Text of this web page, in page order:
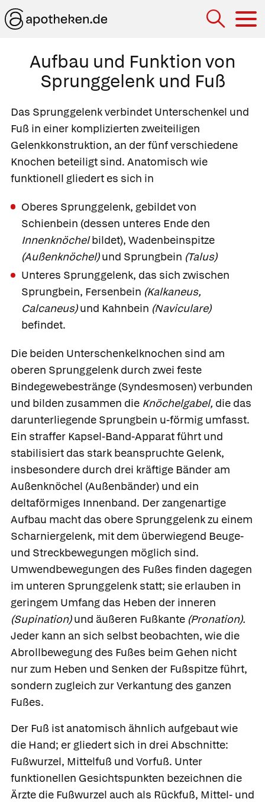
Aufbau und Funktion von
Sprunggelenk und Fuß
Das Sprunggelenkverbindet Unterschenkel und
Fuß in einer komplizierten zweiteiligen
Gelenkkonstruktion, an der fünf verschiedene
Knochen beteiligt sind. Anatomisch wie
funktionell gliedert es sich in
Oberes Sprunggelenk, gebildet von
Schienbein (dessen unteres Ende den
Innenknöchelbildet), Wadenbeinspitze
(Außenknöchel)und Sprungbein (Talus)
Unteres Sprunggelenk, das sich zwischen
Sprungbein, Fersenbein (Kalkaneus,
Calcaneus)und Kahnbein (Naviculare)
befindet.
Die beiden Unterschenkelknochen sind am
oberen Sprunggelenk durch zwei feste
Bindegewebestränge (Syndesmosen) verbunden
und bilden zusammen die Knöchelgabel, die das
darunterliegende Sprungbein u-förmig umfasst.
Ein straffer Kapsel-Band-Apparat führt und
stabilisiert das stark beanspruchte Gelenk,
insbesondere durch drei kräftige Bänder am
Außenknöchel (Außenbänder) und ein
deltaförmiges Innenband. Der zangenartige
Aufbau macht das obere Sprunggelenk zu einem
Scharniergelenk, mit dem überwiegend Beuge-
und Streckbewegungen möglich sind.
Umwendbewegungen des Fußes finden dagegen
im unteren Sprunggelenk statt; sie erlauben in
geringem Umfang das Heben der inneren
(Supination)und äußeren Fußkante (Pronation).
Jeder kann an sich selbst beobachten, wie die
Abrollbewegung des Fußes beim Gehen nicht
nur zum Heben und Senken der Fußspitze führt,
sondern zugleich zur Verkantung des ganzen
Fußes.
Der Fuß ist anatomisch ähnlich aufgebaut wie
die Hand; er gliedert sich in drei Abschnitte:
Fußwurzel, Mittelfuß und Vorfuß. Unter
funktionellen Gesichtspunkten bezeichnen die
Ärzte die Fußwurzel auch als Rückfuß, Mittel- und